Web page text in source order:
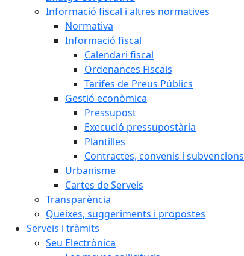
Informació fiscal i altres normatives
Normativa
Informació fiscal
Calendari fiscal
Ordenances Fiscals
Tarifes de Preus Públics
Gestió econòmica
Pressupost
Execució pressupostària
Plantilles
Contractes, convenis i subvencions
Urbanisme
Cartes de Serveis
Transparència
Queixes, suggeriments i propostes
Serveis i tràmits
Seu Electrònica